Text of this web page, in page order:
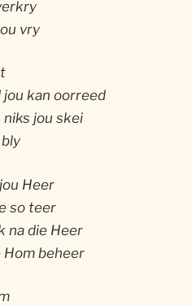
vry
jou kan oorreed
niks jou skei
Heer
so teer
na die Heer
Hom beheer